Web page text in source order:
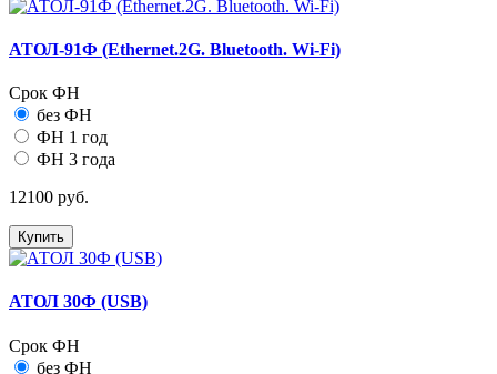
АТОЛ-91Ф (Ethernet.2G. Bluetooth. Wi-Fi)
Срок ФН
без ФН
ФН 1 год
ФН 3 года
12100 руб.
Купить
АТОЛ 30Ф (USB)
Срок ФН
без ФН